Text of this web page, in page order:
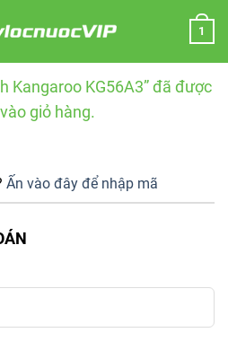
1
Kangaroo KG56A3” đã được
giỏ hàng.
Ấn vào đây để nhập mã